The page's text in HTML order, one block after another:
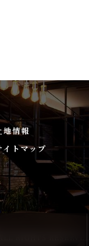
地情報
イトマップ
RIGHTS RESERVED.